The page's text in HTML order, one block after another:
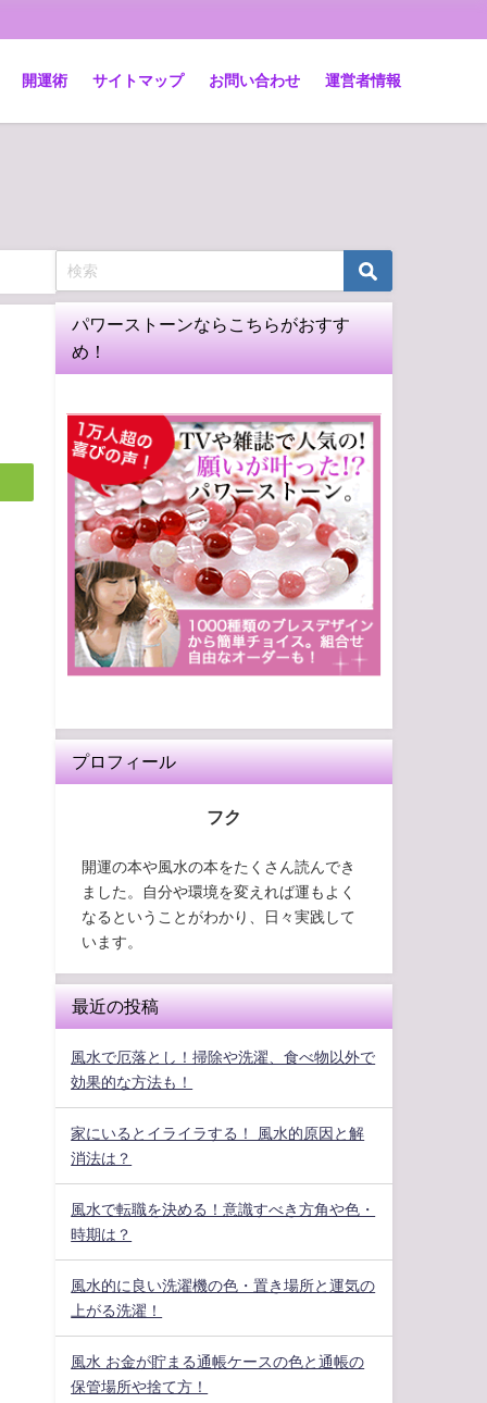
開運術 サイトマップ お問い合わせ 運営者情報
パワーストーンならこちらがおすす
め！
プロフィール
フク
開運の本や風水の本をたくさん読んでき
ました。自分や環境を変えれば運もよく
なるということがわかり、日々実践して
います。
最近の投稿
風水で厄落とし！掃除や洗濯、食べ物以外で
効果的な方法も！
家にいるとイライラする！ 風水的原因と解
消法は？
風水で転職を決める！意識すべき方角や色・
時期は？
風水的に良い洗濯機の色・置き場所と運気の
上がる洗濯！
風水 お金が貯まる通帳ケースの色と通帳の
保管場所や捨て方！